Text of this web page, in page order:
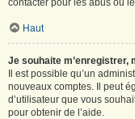
contacter pour les abus ou
Haut
Je souhaite m’enregistrer,
Il est possible qu’un
nouveaux comptes. Il peut
d’utilisateur que vous
pour obtenir de l’aide.